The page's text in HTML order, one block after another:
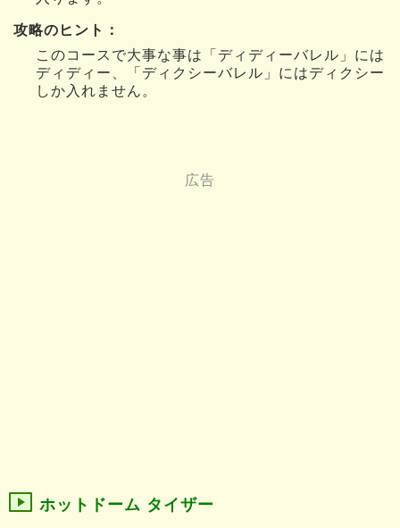
攻略のヒント：
このコースで大事な事は「ディディーバレル」には
ディディー、「ディクシーバレル」にはディクシー
しか入れません。
ホットドーム タイザー